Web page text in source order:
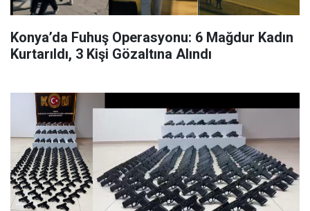
Konya’da Fuhuş Operasyonu: 6 Mağdur Kadın
Kurtarıldı, 3 Kişi Gözaltına Alındı